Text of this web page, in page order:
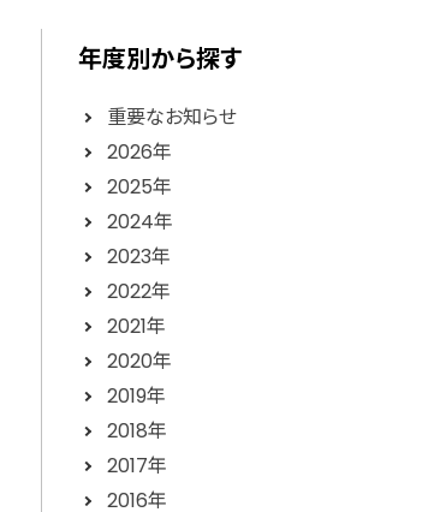
年度別から探す
重要なお知らせ
2026年
2025年
2024年
2023年
2022年
2021年
2020年
2019年
2018年
2017年
2016年